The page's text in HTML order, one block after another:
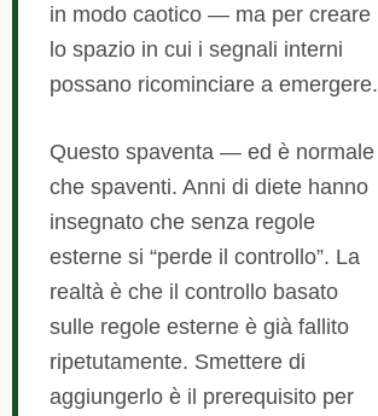
in modo caotico — ma per creare
lo spazio in cui i segnali interni
possano ricominciare a emergere.
Questo spaventa — ed è normale
che spaventi. Anni di diete hanno
insegnato che senza regole
esterne si “perde il controllo”. La
realtà è che il controllo basato
sulle regole esterne è già fallito
ripetutamente. Smettere di
aggiungerlo è il prerequisito per